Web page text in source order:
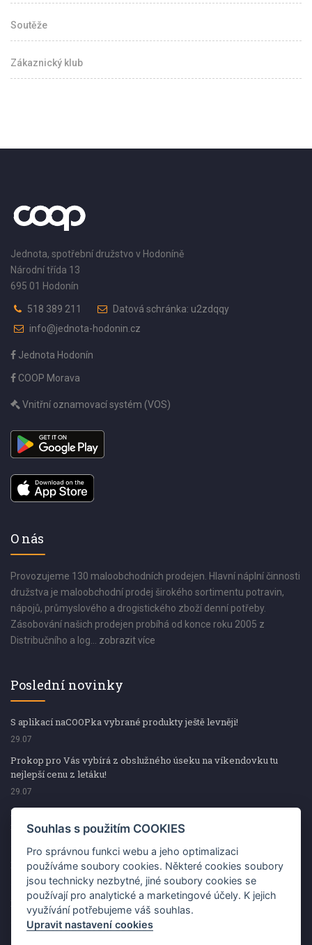
Soutěže
Zákaznický klub
Jednota, spotřební družstvo v Hodoníně
Národní třída 13
695 01 Hodonín
518 389 211
Datová schránka: u2zdqqy
info@jednota-hodonin.cz
Jednota Hodonín
COOP Morava
Vnitřní oznamovací systém (VOS)
O nás
Provozujeme 130 maloobchodních prodejen. Hlavní náplní činnosti
družstva je maloobchodní prodej širokého sortimentu potravin,
nápojů, průmyslového a drogistického zboží denní potřeby.
Zásobování našich prodejen probíhá od konce roku 2005 z
Distribučního a log... zobrazit více
Poslední novinky
S aplikací naCOOPka vybrané produkty ještě levněji!
29.07
Prokop pro Vás vybírá z obslužného úseku na víkendovku tu
nejlepší cenu z letáku!
29.07
Prokop pro Vás vybírá z obslužného úseku na víkendovku tu
nejlepší cenu z letáku!
Kup špekáčky od Váhaly a vyhraj s naCOOPkou sekerku Fiskars
29.07
Prokop pro Vás vybírá na víkendovku ty nejlepší ceny z letáku!
29.07
Souhlas s použitím COOKIES
Pro správnou funkci webu a jeho optimalizaci
používáme soubory cookies. Některé cookies soubory
jsou technicky nezbytné, jiné soubory cookies se
používají pro analytické a marketingové účely. K jejich
využívání potřebujeme váš souhlas.
Upravit nastavení cookies